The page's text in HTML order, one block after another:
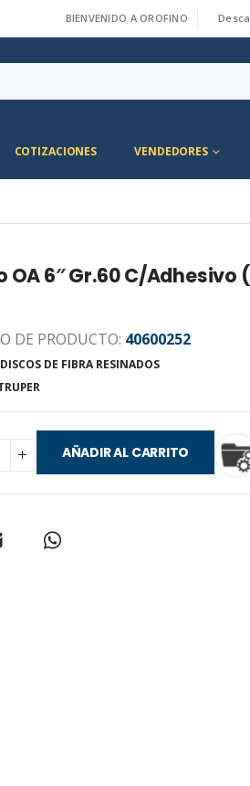
BIENVENIDO A OROFINO
COTIZACIONES VENDEDORES
OA 6″ Gr.60 C/Adhesivo
DE PRODUCTO: 40600252
DISCOS DE FIBRA RESINADOS
AÑADIR AL CARRITO